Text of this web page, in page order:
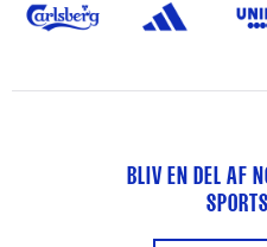
BLIV EN DEL AF